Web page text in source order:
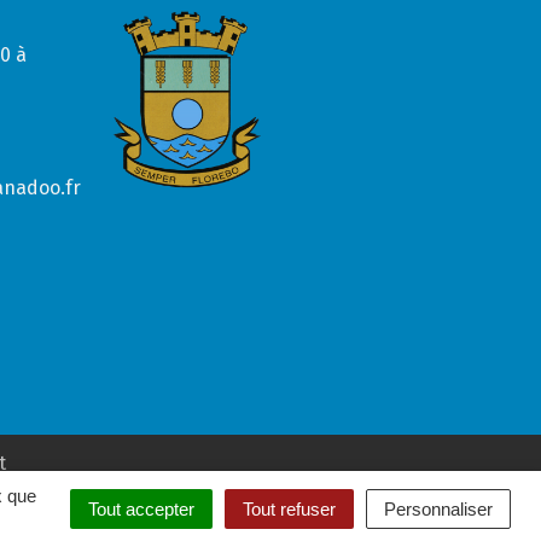
que
Tout accepter Tout refuser Personnaliser
à